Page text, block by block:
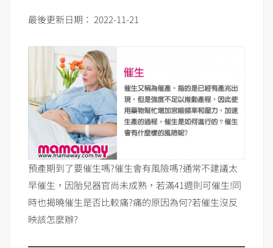
最後更新日期： 2022-11-21
預產期到了要催生嗎?催生會有風險嗎?通常不建議太
早催生，因胎兒器官尚未成熟，若滿41週則可催生!同
時也揭曉催生是否比較痛?痛的原因為何?若催生沒反
映該怎麼辦?